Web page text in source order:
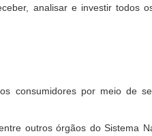
analisar e investir todos
consumidores por meio de
outros órgãos do Sistema